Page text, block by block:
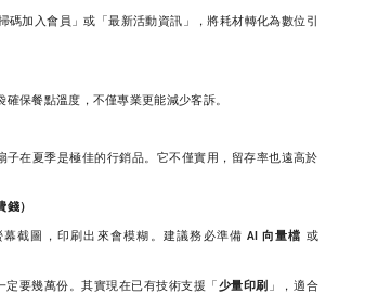
碼加入會員」或「最新活動資訊」，將耗材轉化為數位引
保餐點溫度，不僅專業更能減少客訴。
在夏季是極佳的行銷品。它不僅實用，留存率也遠高於
）
截圖，印刷出來會模糊。建議務必準備 AI 向量檔 或
定要幾萬份。其實現在已有技術支援「少量印刷 」，適合